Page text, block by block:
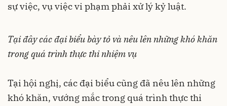
sự việc, vụ việc vi phạm phải xử lý kỷ luật.
Tại đây các đại biểu bày tỏ và nêu lên những khó khăn
trong quá trình thực thi nhiệm vụ
Tại hội nghị, các đại biểu cũng đã nêu lên những
khó khăn, vướng mắc trong quá trình thực thi